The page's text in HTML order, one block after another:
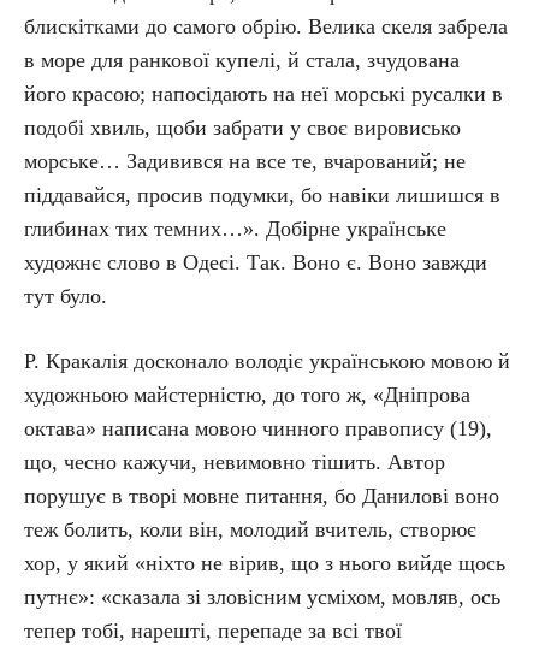
блискітками до самого обрію. Велика скеля забрела
в море для ранкової купелі, й стала, зчудована
його красою; напосідають на неї морські русалки в
подобі хвиль, щоби забрати у своє вировисько
морське… Задивився на все те, вчарований; не
піддавайся, просив подумки, бо навіки лишишся в
глибинах тих темних…». Добірне українське
художнє слово в Одесі. Так. Воно є. Воно завжди
тут було.
Р. Кракалія досконало володіє українською мовою й
художньою майстерністю, до того ж, «Дніпрова
октава» написана мовою чинного правопису (19),
що, чесно кажучи, невимовно тішить. Автор
порушує в творі мовне питання, бо Данилові воно
теж болить, коли він, молодий вчитель, створює
хор, у який «ніхто не вірив, що з нього вийде щось
путнє»: «сказала зі зловісним усміхом, мовляв, ось
тепер тобі, нарешті, перепаде за всі твої